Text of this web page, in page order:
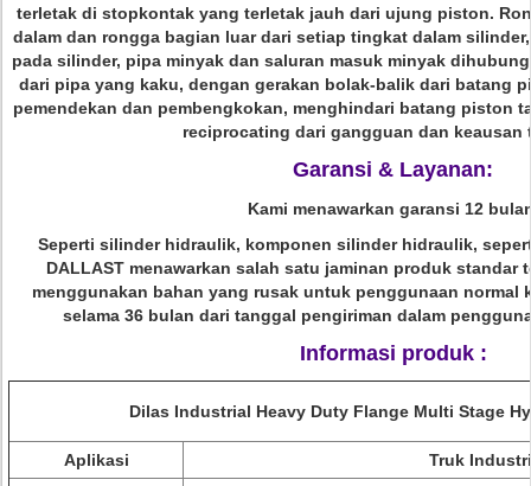
terletak di stopkontak yang terletak jauh dari ujung piston.
dalam dan rongga bagian luar dari setiap tingkat dalam
pada silinder, pipa minyak dan saluran masuk minyak
dari pipa yang kaku, dengan gerakan bolak-balik dari batang
pemendekan dan pembengkokan, menghindari batang piston
reciprocating dari gangguan dan keausan
Garansi & Layanan:
Kami menawarkan garansi 12
Seperti silinder hidraulik, komponen silinder hidraulik,
DALLAST menawarkan salah satu jaminan produk standar
menggunakan bahan yang rusak untuk penggunaan normal
selama 36 bulan dari tanggal pengiriman dalam
Informasi produk :
Dilas Industrial Heavy Duty Flange Multi Stage
Aplikasi
Truk Industri